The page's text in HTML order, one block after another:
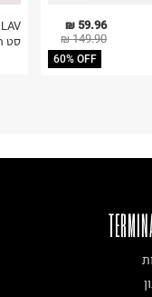
סט
59.96 ₪
149.90 ₪
60% OFF